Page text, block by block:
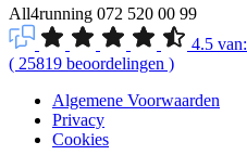
All4running 072 520 00 99
4.5 van:
( 25819 beoordelingen )
Algemene Voorwaarden
Privacy
Cookies